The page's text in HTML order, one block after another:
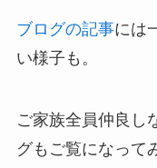
ブログの記事には
い様子も。
ご家族全員仲良し
グもご覧になって